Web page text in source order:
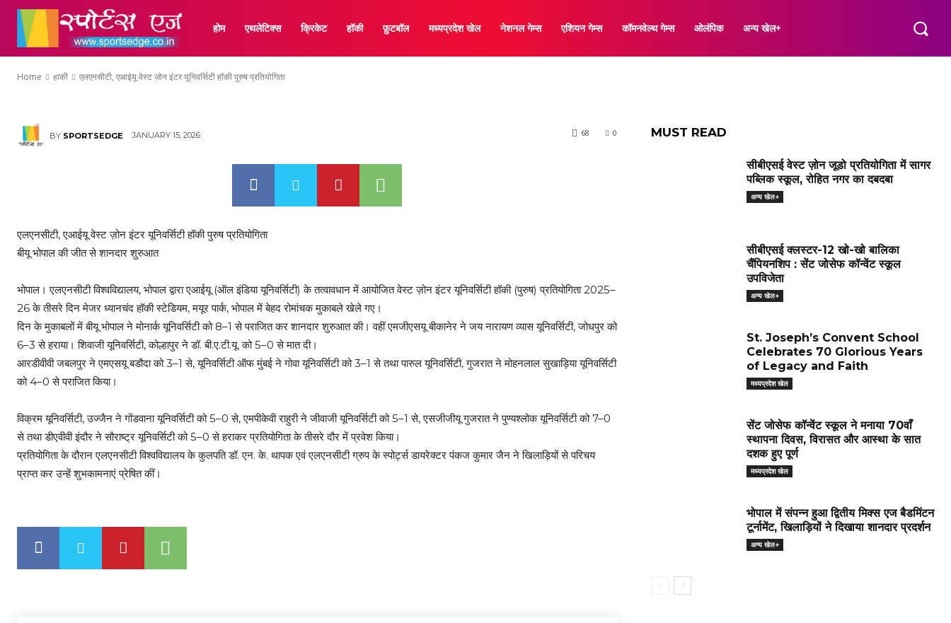
होम एथलेटिक्स क्रिकेट हॉकी फ़ुटबॉल मध्यप्रदेश खेल नेशनल गेम्स एशियन गेम्स कॉमनवेल्थ गेम्स ओलंपिक अन्य खेल+
Home हॉकी एलएनसीटी, एआईयू वेस्ट ज़ोन इंटर यूनिवर्सिटी हॉकी पुरुष प्रतियोगिता
पुरुष प्रतियोगिता
BY SPORTSEDGE JANUARY 15, 2026 0
68
एलएनसीटी, एआईयू वेस्ट ज़ोन इंटर यूनिवर्सिटी हॉकी पुरुष प्रतियोगिता
बीयू भोपाल की जीत से शानदार शुरुआत
भोपाल। एलएनसीटी विश्वविद्यालय, भोपाल द्वारा एआईयू (ऑल इंडिया यूनिवर्सिटी) के तत्वावधान में आयोजित वेस्ट ज़ोन इंटर यूनिवर्सिटी हॉकी (पुरुष) प्रतियोगिता 2025–
26 के तीसरे दिन मेजर ध्यानचंद हॉकी स्टेडियम, मयूर पार्क, भोपाल में बेहद रोमांचक मुकाबले खेले गए।
दिन के मुकाबलों में बीयू भोपाल ने मोनार्क यूनिवर्सिटी को 8–1 से पराजित कर शानदार शुरुआत की। वहीं एमजीएसयू बीकानेर ने जय नारायण व्यास यूनिवर्सिटी, जोधपुर को
6–3 से हराया। शिवाजी यूनिवर्सिटी, कोल्हापुर ने डॉ. बी.ए.टी.यू. को 5–0 से मात दी।
आरडीवीवी जबलपुर ने एमएसयू बडौदा को 3–1 से, यूनिवर्सिटी ऑफ मुंबई ने गोवा यूनिवर्सिटी को 3–1 से तथा पारुल यूनिवर्सिटी, गुजरात ने मोहनलाल सुखाड़िया यूनिवर्सिटी
को 4–0 से पराजित किया।
विक्रम यूनिवर्सिटी, उज्जैन ने गोंडवाना यूनिवर्सिटी को 5–0 से, एमपीकेवी राहुरी ने जीवाजी यूनिवर्सिटी को 5–1 से, एसजीजीयू गुजरात ने पुण्यश्लोक यूनिवर्सिटी को 7–0
से तथा डीएवीवी इंदौर ने सौराष्ट्र यूनिवर्सिटी को 5–0 से हराकर प्रतियोगिता के तीसरे दौर में प्रवेश किया।
प्रतियोगिता के दौरान एलएनसीटी विश्वविद्यालय के कुलपति डॉ. एन. के. थापक एवं एलएनसीटी ग्रुप के स्पोर्ट्स डायरेक्टर पंकज कुमार जैन ने खिलाड़ियों से परिचय
प्राप्त कर उन्हें शुभकामनाएं प्रेषित कीं।
MUST READ
सीबीएसई वेस्ट ज़ोन जूडो प्रतियोगिता में सागर
पब्लिक स्कूल, रोहित नगर का दबदबा
अन्य खेल+
सीबीएसई क्लस्टर-12 खो-खो बालिका
चैंपियनशिप : सेंट जोसेफ कॉन्वेंट स्कूल
उपविजेता
अन्य खेल+
St. Joseph’s Convent School
Celebrates 70 Glorious Years
of Legacy and Faith
मध्यप्रदेश खेल
सेंट जोसेफ कॉन्वेंट स्कूल ने मनाया 70वाँ
स्थापना दिवस, विरासत और आस्था के सात
दशक हुए पूर्ण
मध्यप्रदेश खेल
भोपाल में संपन्न हुआ द्वितीय मिक्स एज बैडमिंटन
टूर्नामेंट, खिलाड़ियों ने दिखाया शानदार प्रदर्शन
अन्य खेल+